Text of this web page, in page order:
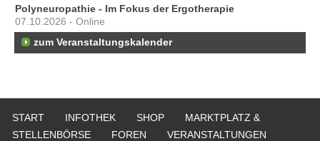
Polyneuropathie - Im Fokus der Ergotherapie
07.10.2026 - Online
zum Veranstaltungskalender
START INFOTHEK SHOP
MARKTPLATZ &
STELLENBÖRSE
FOREN
VERANSTALTUNGEN